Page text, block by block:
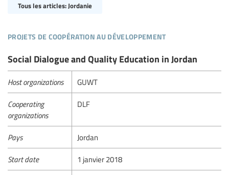
Tous les articles: Jordanie
projets de coopération au développement
Social Dialogue and Quality Education in Jordan
Host organizations GUWT
Cooperating
organizations
DLF
Pays Jordan
Start date 1 janvier 2018